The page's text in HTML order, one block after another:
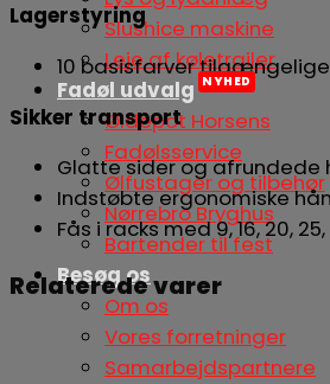
Slushice maskine
Leje af køletrailer
Fadøl udvalg
Øldepot Horsens
Fadølsservice
Ølfustager og tilbehør
Nørrebro Bryghus
Bartender til fest
Besøg os
Om os
Vores forretninger
Samarbejdspartnere
Lagerstyring
10 basisfarver
Sikker transport
Glatte sider og afrundede
Indstøbte ergonomiske
Fås i racks med 9, 16, 20,
Relaterede varer